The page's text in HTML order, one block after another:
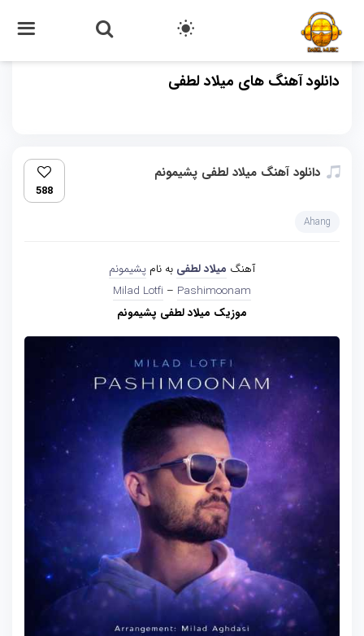
دانلود آهنگ های میلاد لطفی
دانلود آهنگ میلاد لطفی پشیمونم
588
Ahang
آهنگ میلاد لطفی به نام پشیمونم
Milad Lotfi – Pashimoonam
موزیک میلاد لطفی پشیمونم